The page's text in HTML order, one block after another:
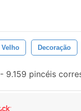
Velho Decoração
- 9.159 pincéis